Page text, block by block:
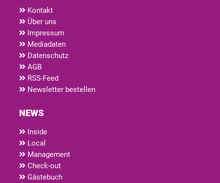
Kontakt
Über uns
Impressum
Mediadaten
Datenschutz
AGB
RSS-Feed
Newsletter bestellen
NEWS
Inside
Local
Management
Check-out
Gästebuch